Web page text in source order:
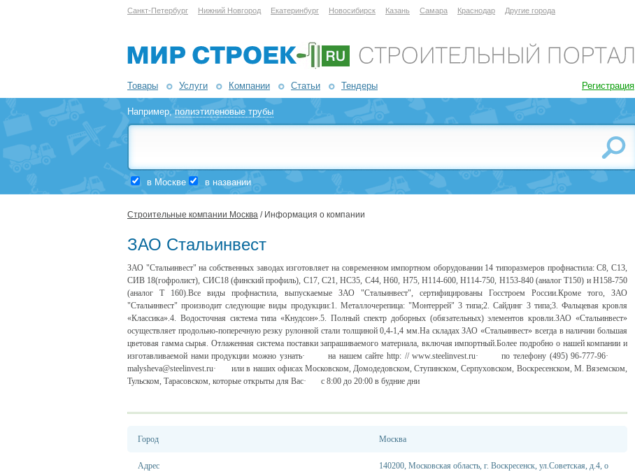
Санкт-Петербург Нижний Новгород Екатеринбург Новосибирск Казань Самара Краснодар Другие города
Товары Услуги Компании Статьи Тендеры Регистрация
Например,полиэтиленовые трубы
в Москве в названии
Строительные компании Москва / Информация о компании
ЗАО Стальинвест
ЗАО "Стальинвест" на собственных заводах изготовляет на современном импортном оборудовании 14 типоразмеров профнастила: С8, С13,
СИВ 18(гофролист), СИС18 (финский профиль), С17, С21, НС35, С44, Н60, Н75, Н114-600, Н114-750, Н153-840 (аналог Т150) и Н158-750
(аналог Т 160).Все виды профнастила, выпускаемые ЗАО "Стальинвест", сертифицированы Госстроем России.Кроме того, ЗАО
"Стальинвест" производит следующие виды продукции:1. Металлочерепица: "Монтеррей" 3 типа;2. Сайдинг 3 типа;3. Фальцевая кровля
«Классика».4. Водосточная система типа «Кнудсон».5. Полный спектр доборных (обязательных) элементов кровли.ЗАО «Стальинвест»
осуществляет продольно-поперечную резку рулонной стали толщиной 0,4-1,4 мм.На складах ЗАО «Стальинвест» всегда в наличии большая
цветовая гамма сырья. Отлаженная система поставки запрашиваемого материала, включая импортный.Более подробно о нашей компании и
изготавливаемой нами продукции можно узнать· на нашем сайте http: // www.steelinvest.ru· по телефону (495) 96-777-96·
malysheva@steelinvest.ru· или в наших офисах Московском, Домодедовском, Ступинском, Серпуховском, Воскресенском, М. Вяземском,
Тульском, Тарасовском, которые открыты для Вас· с 8:00 до 20:00 в будние дни
Город Москва
Адрес 140200, Московская область, г. Воскресенск, ул.Советская, д.4, о